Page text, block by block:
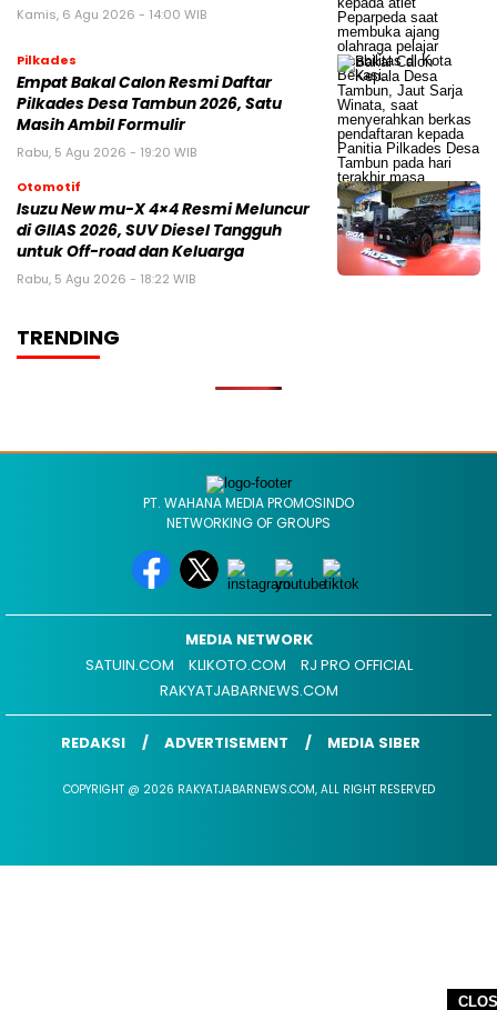
Kamis, 6 Agu 2026 - 14:00 WIB
Pilkades
Empat Bakal Calon Resmi Daftar
Pilkades Desa Tambun 2026, Satu
Masih Ambil Formulir
Rabu, 5 Agu 2026 - 19:20 WIB
Otomotif
Isuzu New mu-X 4×4 Resmi Meluncur
di GIIAS 2026, SUV Diesel Tangguh
untuk Off-road dan Keluarga
Rabu, 5 Agu 2026 - 18:22 WIB
TRENDING
PT. WAHANA MEDIA PROMOSINDO
NETWORKING OF GROUPS
MEDIA NETWORK
SATUIN.COM
KLIKOTO.COM
RJ PRO OFFICIAL
RAKYATJABARNEWS.COM
REDAKSI ADVERTISEMENT MEDIA SIBER
COPYRIGHT @ 2026 RAKYATJABARNEWS.COM, ALL RIGHT RESERVED